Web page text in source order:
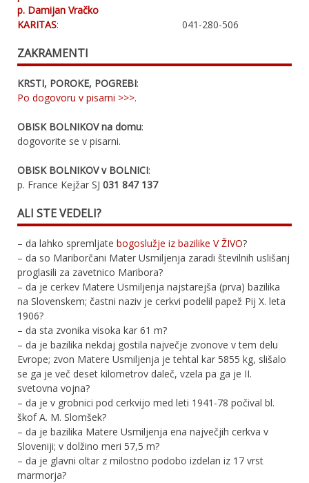
p. Damijan Vračko
KARITAS: 041-280-506
ZAKRAMENTI
KRSTI, POROKE, POGREBI:
Po dogovoru v pisarni >>>.
OBISK BOLNIKOV na domu:
dogovorite se v pisarni.
OBISK BOLNIKOV v BOLNICI:
p. France Kejžar SJ 031 847 137
ALI STE VEDELI?
– da lahko spremljate bogoslužje iz bazilike V ŽIVO?
– da so Mariborčani Mater Usmiljenja zaradi številnih uslišanj
proglasili za zavetnico Maribora?
– da je cerkev Matere Usmiljenja najstarejša (prva) bazilika
na Slovenskem; častni naziv je cerkvi podelil papež Pij X. leta
1906?
– da sta zvonika visoka kar 61 m?
– da je bazilika nekdaj gostila največje zvonove v tem delu
Evrope; zvon Matere Usmiljenja je tehtal kar 5855 kg, slišalo
se ga je več deset kilometrov daleč, vzela pa ga je II.
svetovna vojna?
– da je v grobnici pod cerkvijo med leti 1941-78 počival bl.
škof A. M. Slomšek?
– da je bazilika Matere Usmiljenja ena največjih cerkva v
Sloveniji; v dolžino meri 57,5 m?
– da je glavni oltar z milostno podobo izdelan iz 17 vrst
marmorja?